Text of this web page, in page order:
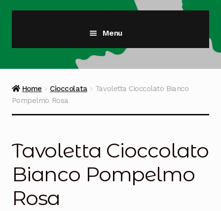
Menu
Salumi
Formaggi
Legumi
Salse e condimenti
Home Cioccolata
Tavoletta Cioccolato Bianco
Pompelmo Rosa
Tavoletta Cioccolato
Bianco Pompelmo
Rosa